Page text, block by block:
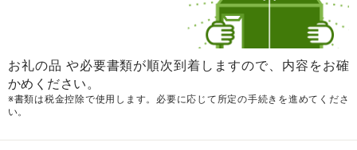
お礼の品 や必要書類が順次到着しますので、内容をお確
かめください。
※書類は税金控除で使用します。必要に応じて所定の手続きを進めてくださ
い。